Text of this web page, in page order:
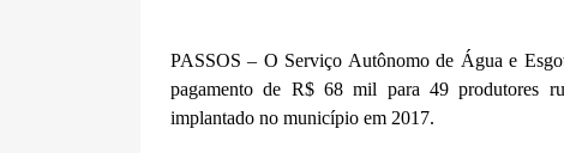
PASSOS – O Serviço Autônomo de Água e
pagamento de R$ 68 mil para 49 produtores
implantado no município em 2017.